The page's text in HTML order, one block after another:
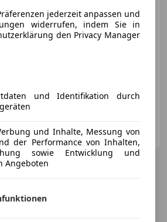
€ 9 000
km Diesel 100 kW (136 PS)
jederzeit anpassen und
widerrufen, indem Sie in
den Privacy Manager
und Identifikation durch
und Inhalte, Messung von
der Performance von Inhalten,
sowie Entwicklung und
Angeboten